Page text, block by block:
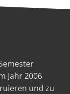
Jahr 2006
und zu